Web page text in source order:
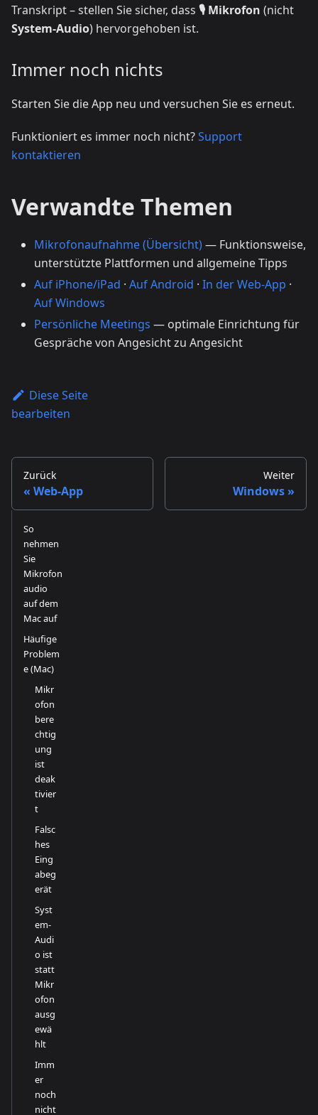
Transkript – stellen Sie sicher, dass 🎙️ Mikrofon (nicht
System-Audio) hervorgehoben ist.
Immer noch nichts
Starten Sie die App neu und versuchen Sie es erneut.
Funktioniert es immer noch nicht?Support
kontaktieren
Verwandte Themen
Mikrofonaufnahme (Übersicht)— Funktionsweise,
unterstützte Plattformen und allgemeine Tipps
Auf iPhone/iPad · Auf Android · In der Web-App ·
Auf Windows
Persönliche Meetings — optimale Einrichtung für
Gespräche von Angesicht zu Angesicht
Diese Seite
bearbeiten
Zurück
Web-App
Weiter
Windows
So
nehmen
Sie
Mikrofon
audio
auf dem
Mac auf
Häufige
Problem
e (Mac)
Mikr
ofon
bere
chtig
ung
ist
deak
tivier
t
Falsc
hes
Eing
abeg
erät
Syst
em-
Audi
o ist
statt
Mikr
ofon
ausg
ewä
hlt
Imm
er
noch
nicht